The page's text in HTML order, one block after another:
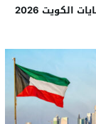
الكويت 2026